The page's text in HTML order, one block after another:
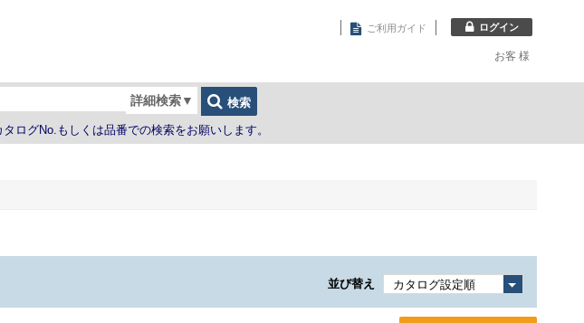
ご利用ガイド ログイン
お客 様
詳細検索▼
検索
ログNo.もしくは品番での検索をお願いします。
並び替え